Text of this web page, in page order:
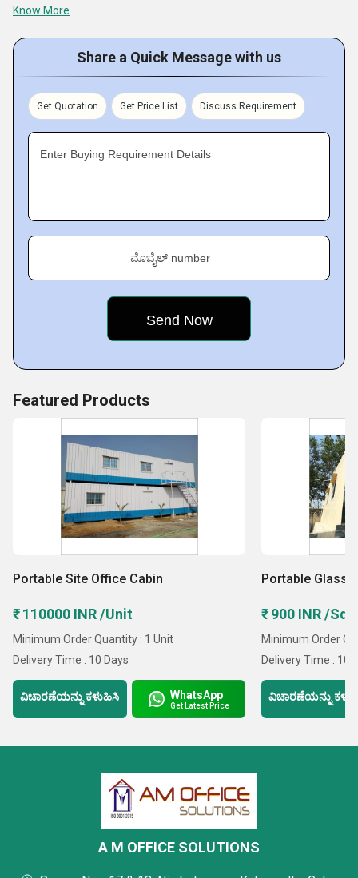
industry norms by using quality materials and cutting
edge technology. And this is why, our products get
immense response of the market for possessing
remarkable features such as durability, innovative
designs, compact structure, low maintenance and
reasonable prices. A large number of customers place
repeat orders for all our products.
Know More
Share a Quick Message with us
Get Quotation Get Price List Discuss Requirement
Enter Buying Requirement Details
ಮೊಬೈಲ್ number
Featured Products
Portable Site Office Cabin
₹ 110000 INR /Unit
Minimum Order Quantity : 1 Unit
Delivery Time : 10 Days
ವಿಚಾರಣೆಯನ್ನು ಕಳುಹಿಸಿ WhatsApp
Get Latest Price
Portable Glass
₹ 900 INR /
Minimum Order
Delivery Time : 10
ವಿಚಾರಣೆಯನ್ನು
A M OFFICE SOLUTIONS